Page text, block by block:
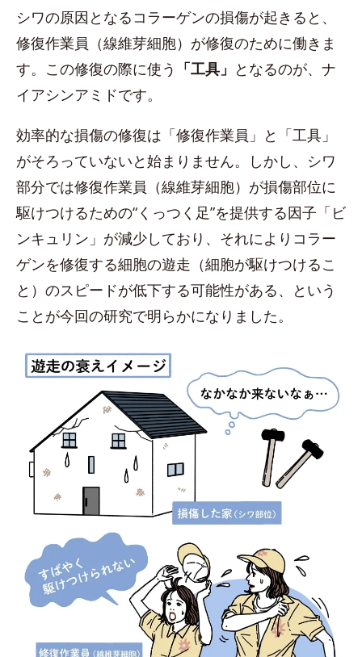
シワの原因となるコラーゲンの損傷が起きると、
修復作業員（線維芽細胞）が修復のために働きま
す。この修復の際に使う 「工具」 となるのが、ナ
イアシンアミドです。
効率的な損傷の修復は「修復作業員」と「工具」
がそろっていないと始まりません。しかし、シワ
部分では修復作業員（線維芽細胞）が損傷部位に
駆けつけるための“くっつく足”を提供する因子「ビ
ンキュリン」が減少しており、それによりコラー
ゲンを修復する細胞の遊走（細胞が駆けつけるこ
と）のスピードが低下する可能性がある、という
ことが今回の研究で明らかになりました。